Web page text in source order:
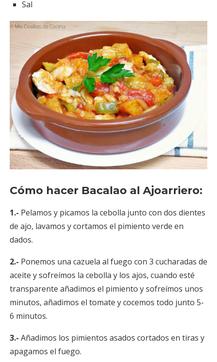
Sal
Cómo hacer Bacalao al Ajoarriero:
1.- Pelamos y picamos la cebolla junto con dos dientes
de ajo, lavamos y cortamos el pimiento verde en
dados.
2.- Ponemos una cazuela al fuego con 3 cucharadas de
aceite y sofreímos la cebolla y los ajos, cuando esté
transparente añadimos el pimiento y sofreímos unos
minutos, añadimos el tomate y cocemos todo junto 5-
6 minutos.
3.- Añadimos los pimientos asados cortados en tiras y
apagamos el fuego.